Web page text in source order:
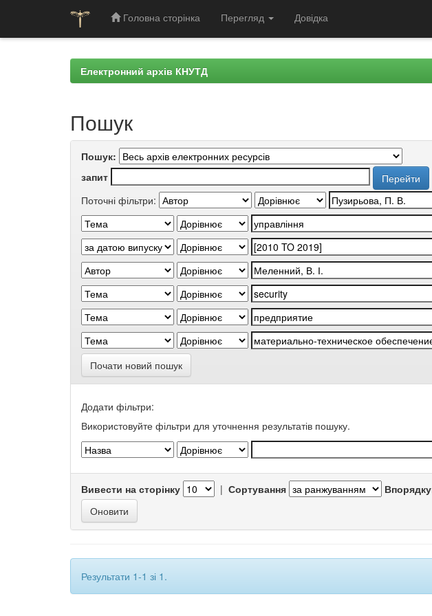
Головна сторінка Перегляд Довідка
Електронний архів КНУТД
Пошук
Пошук:
запит
Поточні фільтри:
Почати новий пошук
Додати фільтри:
Використовуйте фільтри для уточнення результатів пошуку.
Вивести на сторінку | Сортування
Результати 1-1 зі 1.